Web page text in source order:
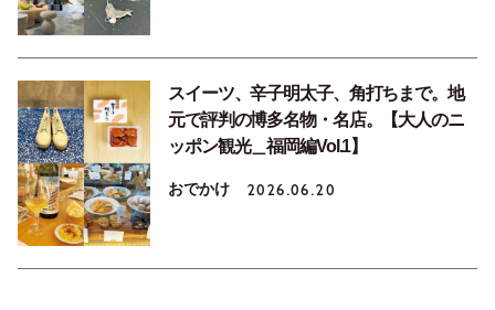
スイーツ、辛子明太子、角打ちまで。地
元で評判の博多名物・名店。【大人のニ
ッポン観光＿福岡編Vol.1】
おでかけ 2026.06.20